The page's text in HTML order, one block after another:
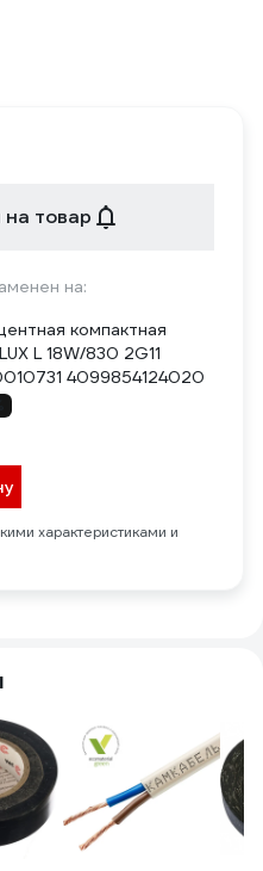
товар
на:
компактная
L 18W/830 2G11
4099854124020
характеристиками и